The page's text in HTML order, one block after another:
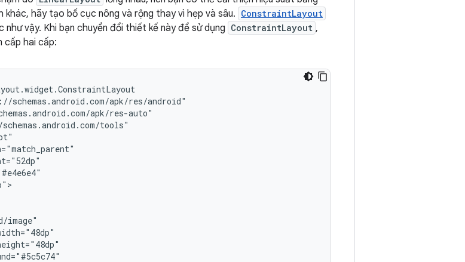
khác, hãy tạo bố cục nông và rộng thay vì hẹp và sâu. ConstraintLayout
vậy. Khi bạn chuyển đổi thiết kế này để sử dụng ConstraintLayout ,
cấp hai cấp: